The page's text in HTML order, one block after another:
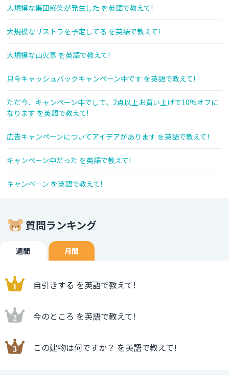
大規模な集団感染が発生した を英語で教えて!
大規模なリストラを予定してる を英語で教えて!
大規模な山火事 を英語で教えて!
只今キャッシュバックキャンペーン中です を英語で教えて!
ただ今、キャンペーン中でして、2点以上お買い上げで10%オフに
なります を英語で教えて!
広告キャンペーンについてアイデアがあります を英語で教えて!
キャンペーン中だった を英語で教えて!
キャンペーン を英語で教えて!
質問ランキング
週間 月間
自引きする を英語で教えて!
今のところ を英語で教えて!
この建物は何ですか？ を英語で教えて!